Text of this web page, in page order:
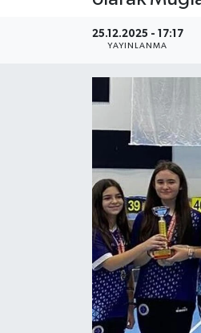
25.12.2025 - 17:17
YAYINLANMA